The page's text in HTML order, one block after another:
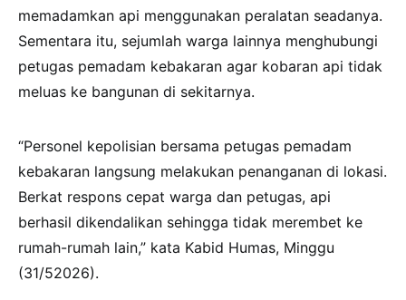
memadamkan api menggunakan peralatan seadanya.
Sementara itu, sejumlah warga lainnya menghubungi
petugas pemadam kebakaran agar kobaran api tidak
meluas ke bangunan di sekitarnya.
“Personel kepolisian bersama petugas pemadam
kebakaran langsung melakukan penanganan di lokasi.
Berkat respons cepat warga dan petugas, api
berhasil dikendalikan sehingga tidak merembet ke
rumah-rumah lain,” kata Kabid Humas, Minggu
(31/52026).